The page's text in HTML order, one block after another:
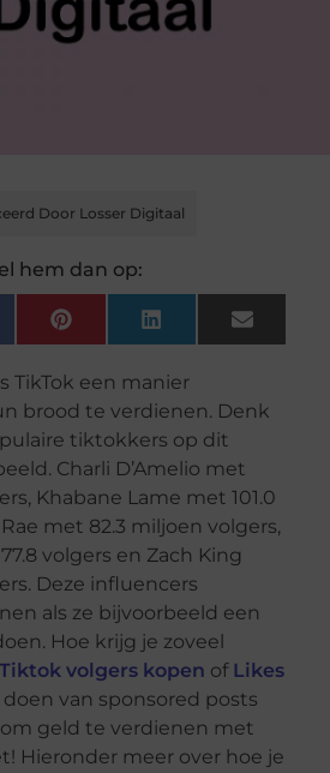
Door Losser Digitaal
hem dan op:
Pinterest LinkedIn Email
TikTok een manier
brood te verdienen. Denk
tiktokkers op dit
Charli D’Amelio met
Khabane Lame met 101.0
met 82.3 miljoen volgers,
volgers en Zach King
Deze influencers
als ze bijvoorbeeld een
Hoe krijg je zoveel
Tiktok volgers kopen of Likes
doen van sponsored posts
geld te verdienen met
Hieronder meer over hoe je